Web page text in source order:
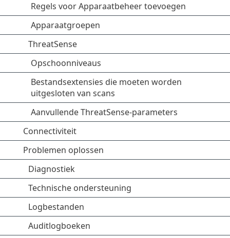
Regels voor Apparaatbeheer toevoegen
Apparaatgroepen
ThreatSense
Opschoonniveaus
Bestandsextensies die moeten worden
uitgesloten van scans
Aanvullende ThreatSense-parameters
Connectiviteit
Problemen oplossen
Diagnostiek
Technische ondersteuning
Logbestanden
Auditlogboeken